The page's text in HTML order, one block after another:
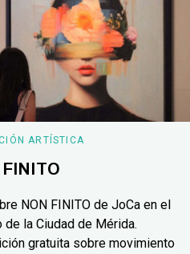
ARTÍSTICA
FINITO
NON FINITO de JoCa en el
de la Ciudad de Mérida.
gratuita sobre movimiento